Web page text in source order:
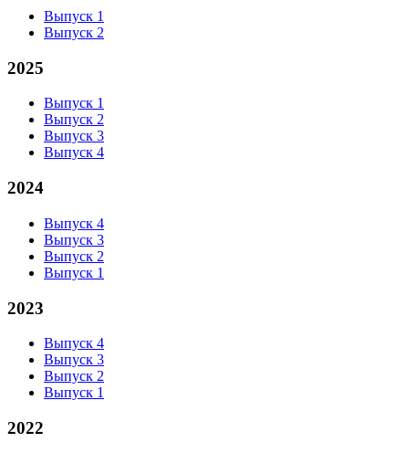
Выпуск 1
Выпуск 2
2025
Выпуск 1
Выпуск 2
Выпуск 3
Выпуск 4
2024
Выпуск 4
Выпуск 3
Выпуск 2
Выпуск 1
2023
Выпуск 4
Выпуск 3
Выпуск 2
Выпуск 1
2022